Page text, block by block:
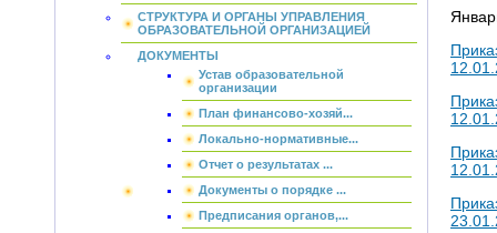
СТРУКТУРА И ОРГАНЫ УПРАВЛЕНИЯ
ОБРАЗОВАТЕЛЬНОЙ ОРГАНИЗАЦИЕЙ
ДОКУМЕНТЫ
Устав образовательной
организации
План финансово-хозяй...
Локально-нормативные...
Отчет о результатах ...
Документы о порядке ...
Предписания органов,...